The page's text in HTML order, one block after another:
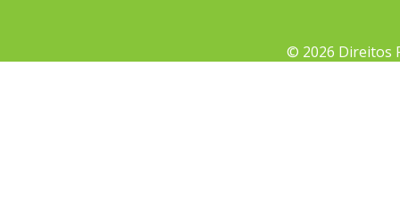
© 2026 Direitos